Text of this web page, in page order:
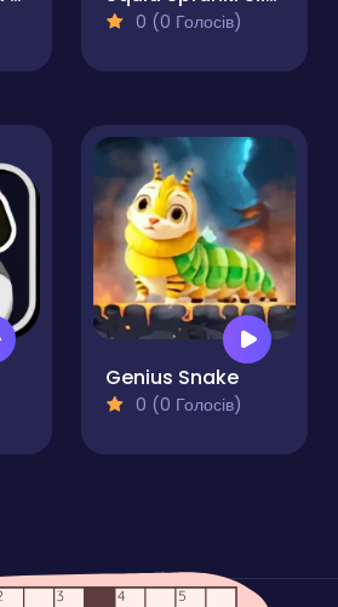
0 (0 Голосів)
Genius Snake
0 (0 Голосів)